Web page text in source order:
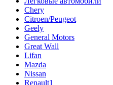
Chery
Citroen/Peugeot
Geely
General Motors
Great Wall
Lifan
Mazda
Nissan
Renault1